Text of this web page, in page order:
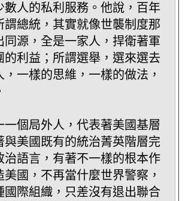
數人的私利服務。他說，百年
謂總統，其實就像世襲制度那
同源，全是一家人，捍衛著軍
的利益；所謂選舉，選來選去
一樣的思維，一樣的做法，
一個局外人，代表著美國基層
與美國既有的統治菁英階層完
治語言，有著不一樣的根本作
國，不再當什麼世界警察，
國際組織，只差沒有退出聯合